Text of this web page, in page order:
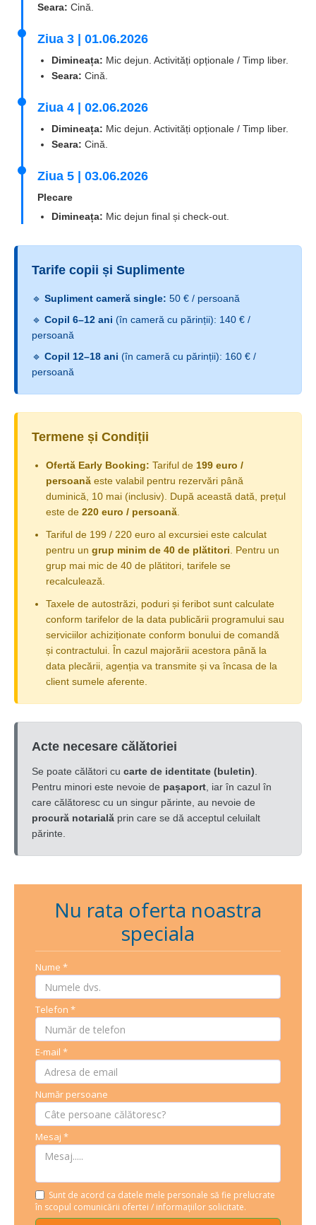
Seara: Cină.
Ziua 3 | 01.06.2026
Dimineața: Mic dejun. Activități opționale / Timp liber.
Seara: Cină.
Ziua 4 | 02.06.2026
Dimineața: Mic dejun. Activități opționale / Timp liber.
Seara: Cină.
Ziua 5 | 03.06.2026
Plecare
Dimineața: Mic dejun final și check-out.
Tarife copii și Suplimente
🔹 Supliment cameră single: 50 € / persoană
🔹 Copil 6–12 ani (în cameră cu părinții): 140 € /
persoană
🔹 Copil 12–18 ani (în cameră cu părinții): 160 € /
persoană
Termene și Condiții
Ofertă Early Booking: Tariful de 199 euro /
persoană este valabil pentru rezervări până
duminică, 10 mai (inclusiv). După această dată, prețul
este de 220 euro / persoană.
Tariful de 199 / 220 euro al excursiei este calculat
pentru un grup minim de 40 de plătitori. Pentru un
grup mai mic de 40 de plătitori, tarifele se
recalculează.
Taxele de autostrăzi, poduri și feribot sunt calculate
conform tarifelor de la data publicării programului sau
serviciilor achiziționate conform bonului de comandă
și contractului. În cazul majorării acestora până la
data plecării, agenția va transmite și va încasa de la
client sumele aferente.
Acte necesare călătoriei
Se poate călători cu carte de identitate (buletin).
Pentru minori este nevoie de pașaport, iar în cazul în
care călătoresc cu un singur părinte, au nevoie de
procură notarială prin care se dă acceptul celuilalt
părinte.
Nu rata oferta noastra
speciala
Nume *
Telefon *
E-mail *
Număr persoane
Mesaj *
Sunt de acord ca datele mele personale să fie prelucrate
în scopul comunicării ofertei / informațiilor solicitate.